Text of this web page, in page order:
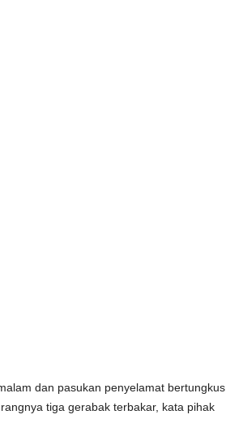
dan pasukan penyelamat bertungkus
tiga gerabak terbakar, kata pihak